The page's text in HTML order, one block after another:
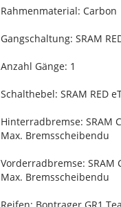
Rahmenmaterial: Carbon
Gangschaltung: SRAM
Anzahl Gänge: 1
Schalthebel: SRAM RED
Hinterradbremse: SRAM
Max. Bremsscheibendu
Vorderradbremse: SRAM
Max. Bremsscheibendu